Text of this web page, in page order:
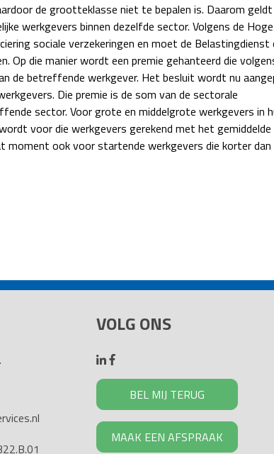
de grootteklasse niet te bepalen is. Daarom geldt
werkgevers binnen dezelfde sector. Volgens de
sociale verzekeringen en moet de
die manier wordt een premie gehanteerd die
de betreffende werkgever. Het besluit wordt nu
Die premie is de som van de sectorale
sector. Voor grote en middelgrote werkgevers in
voor die werkgevers gerekend met het gemiddelde
moment ook voor startende werkgevers die korter
VOLG ONS
BEL MIJ TERUG
MAAK EEN AFSPRAAK